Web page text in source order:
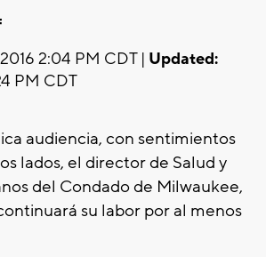
2:04 PM CDT | Updated:
PM CDT
audiencia, con sentimientos
lados, el director de Salud y
del Condado de Milwaukee,
su labor por al menos